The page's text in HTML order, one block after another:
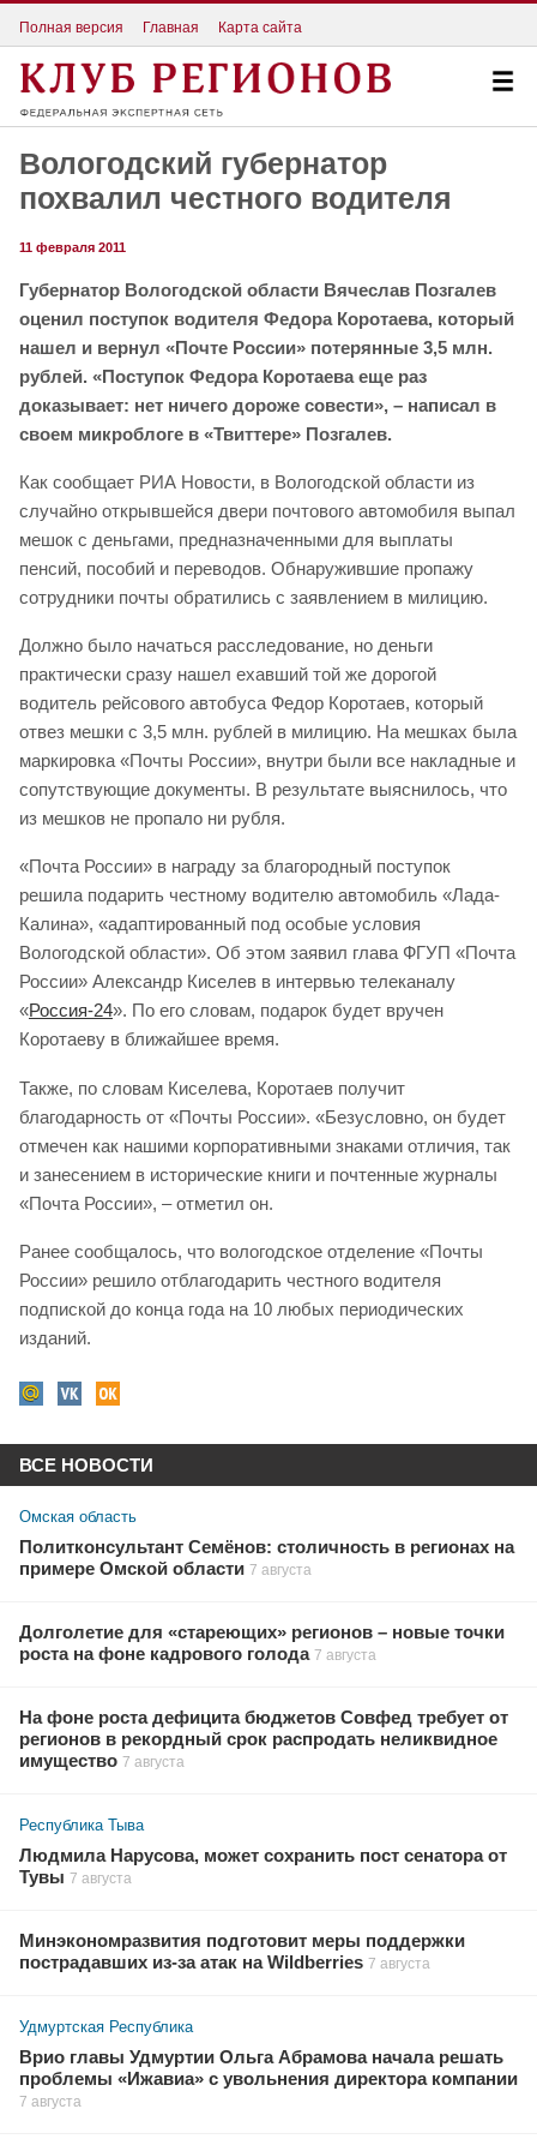
Полная версия Главная Карта сайта
Вологодский губернатор
похвалил честного водителя
11 февраля 2011
Губернатор Вологодской области Вячеслав Позгалев
оценил поступок водителя Федора Коротаева, который
нашел и вернул «Почте России» потерянные 3,5 млн.
рублей. «Поступок Федора Коротаева еще раз
доказывает: нет ничего дороже совести», – написал в
своем микроблоге в «Твиттере» Позгалев.
Как сообщает РИА Новости, в Вологодской области из
случайно открывшейся двери почтового автомобиля выпал
мешок с деньгами, предназначенными для выплаты
пенсий, пособий и переводов. Обнаружившие пропажу
сотрудники почты обратились с заявлением в милицию.
Должно было начаться расследование, но деньги
практически сразу нашел ехавший той же дорогой
водитель рейсового автобуса Федор Коротаев, который
отвез мешки с 3,5 млн. рублей в милицию. На мешках была
маркировка «Почты России», внутри были все накладные и
сопутствующие документы. В результате выяснилось, что
из мешков не пропало ни рубля.
«Почта России» в награду за благородный поступок
решила подарить честному водителю автомобиль «Лада-
Калина», «адаптированный под особые условия
Вологодской области». Об этом заявил глава ФГУП «Почта
России» Александр Киселев в интервью телеканалу
«Россия-24». По его словам, подарок будет вручен
Коротаеву в ближайшее время.
Также, по словам Киселева, Коротаев получит
благодарность от «Почты России». «Безусловно, он будет
отмечен как нашими корпоративными знаками отличия, так
и занесением в исторические книги и почтенные журналы
«Почта России», – отметил он.
Ранее сообщалось, что вологодское отделение «Почты
России» решило отблагодарить честного водителя
подпиской до конца года на 10 любых периодических
изданий.
ВСЕ НОВОСТИ
Омская область
Политконсультант Семёнов: столичность в регионах на
примере Омской области 7 августа
Долголетие для «стареющих» регионов – новые точки
роста на фоне кадрового голода 7 августа
На фоне роста дефицита бюджетов Совфед требует от
регионов в рекордный срок распродать неликвидное
имущество 7 августа
Республика Тыва
Людмила Нарусова, может сохранить пост сенатора от
Тувы 7 августа
Минэкономразвития подготовит меры поддержки
пострадавших из-за атак на Wildberries 7 августа
Удмуртская Республика
Врио главы Удмуртии Ольга Абрамова начала решать
проблемы «Ижавиа» с увольнения директора компании
7 августа